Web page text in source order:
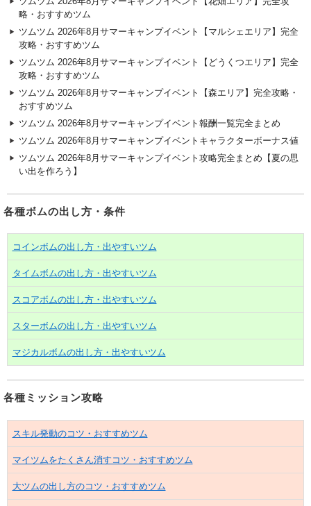
略・おすすめツム
ツムツム 2026年8月サマーキャンプイベント【マルシェエリア】完全
攻略・おすすめツム
ツムツム 2026年8月サマーキャンプイベント【どうくつエリア】完全
攻略・おすすめツム
ツムツム 2026年8月サマーキャンプイベント【森エリア】完全攻略・
おすすめツム
ツムツム 2026年8月サマーキャンプイベント報酬一覧完全まとめ
ツムツム 2026年8月サマーキャンプイベントキャラクターボーナス値
ツムツム 2026年8月サマーキャンプイベント攻略完全まとめ【夏の思
い出を作ろう】
各種ボムの出し方・条件
コインボムの出し方・出やすいツム
タイムボムの出し方・出やすいツム
スコアボムの出し方・出やすいツム
スターボムの出し方・出やすいツム
マジカルボムの出し方・出やすいツム
各種ミッション攻略
スキル発動のコツ・おすすめツム
マイツムをたくさん消すコツ・おすすめツム
大ツムの出し方のコツ・おすすめツム